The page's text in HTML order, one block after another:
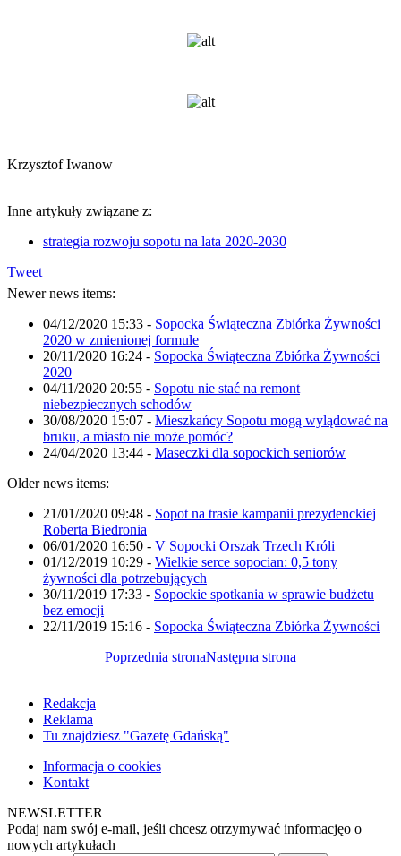
Krzysztof Iwanow
Inne artykuły związane z:
strategia rozwoju sopotu na lata 2020-2030
Tweet
Newer news items:
04/12/2020 15:33 - Sopocka Świąteczna Zbiórka Żywności
2020 w zmienionej formule
20/11/2020 16:24 - Sopocka Świąteczna Zbiórka Żywności
2020
04/11/2020 20:55 - Sopotu nie stać na remont
niebezpiecznych schodów
30/08/2020 15:07 - Mieszkańcy Sopotu mogą wylądować na
bruku, a miasto nie może pomóc?
24/04/2020 13:44 - Maseczki dla sopockich seniorów
Older news items:
21/01/2020 09:48 - Sopot na trasie kampanii prezydenckiej
Roberta Biedronia
06/01/2020 16:50 - V Sopocki Orszak Trzech Króli
01/12/2019 10:29 - Wielkie serce sopocian: 0,5 tony
żywności dla potrzebujących
30/11/2019 17:33 - Sopockie spotkania w sprawie budżetu
bez emocji
22/11/2019 15:16 - Sopocka Świąteczna Zbiórka Żywności
Poprzednia stronaNastępna strona
Redakcja
Reklama
Tu znajdziesz "Gazetę Gdańską"
Informacja o cookies
Kontakt
NEWSLETTER
Podaj nam swój e-mail, jeśli chcesz otrzymywać informacjęo o
nowych artykułach